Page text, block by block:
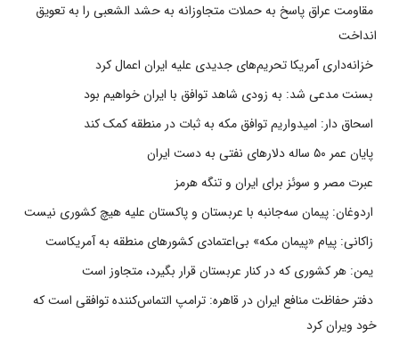
مقاومت عراق پاسخ به حملات متجاوزانه به حشد الشعبی را به تعویق
انداخت
خزانه‌داری آمریکا تحریم‌های جدیدی علیه ایران اعمال کرد
بسنت مدعی شد: به زودی شاهد توافق با ایران خواهیم بود
اسحاق دار: امیدواریم توافق مکه به ثبات در منطقه کمک کند
پایان عمر ۵۰ ساله دلارهای نفتی به دست ایران
عبرت مصر و سوئز برای ایران و تنگه هرمز
اردوغان: پیمان سه‌جانبه با عربستان و پاکستان علیه هیچ کشوری نیست
زاکانی: پیام «پیمان مکه» بی‌اعتمادی کشورهای منطقه به آمریکاست
یمن: هر کشوری که در کنار عربستان قرار بگیرد، متجاوز است
دفتر حفاظت منافع ایران در قاهره: ترامپ التماس‌کننده توافقی است که
خود ویران کرد